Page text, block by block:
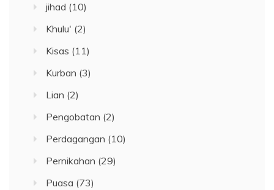
jihad (10)
Khulu' (2)
Kisas (11)
Kurban (3)
Lian (2)
Pengobatan (2)
Perdagangan (10)
Pernikahan (29)
Puasa (73)